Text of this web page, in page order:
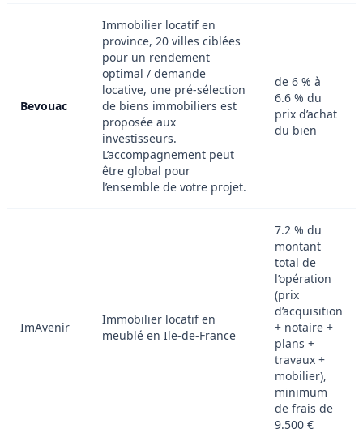
Bevouac
Immobilier locatif en
province, 20 villes ciblées
pour un rendement
optimal / demande
locative, une pré-sélection
de biens immobiliers est
proposée aux
investisseurs.
L’accompagnement peut
être global pour
l’ensemble de votre projet.
de 6 % à
6.6 % du
prix d’achat
du bien
ImAvenir
Immobilier locatif en
meublé en Ile-de-France
7.2 % du
montant
total de
l’opération
(prix
d’acquisition
+ notaire +
plans +
travaux +
mobilier),
minimum
de frais de
9.500 €